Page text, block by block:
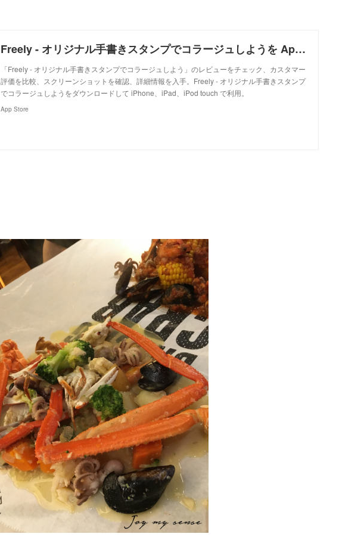
Freely - オリジナル手書きスタンプでコラージュしようを App Store で
「Freely - オリジナル手書きスタンプでコラージュしよう」のレビューをチェック、カスタマー
評価を比較、スクリーンショットを確認、詳細情報を入手。Freely - オリジナル手書きスタンプ
でコラージュしようをダウンロードして iPhone、iPad、iPod touch で利用。
App Store